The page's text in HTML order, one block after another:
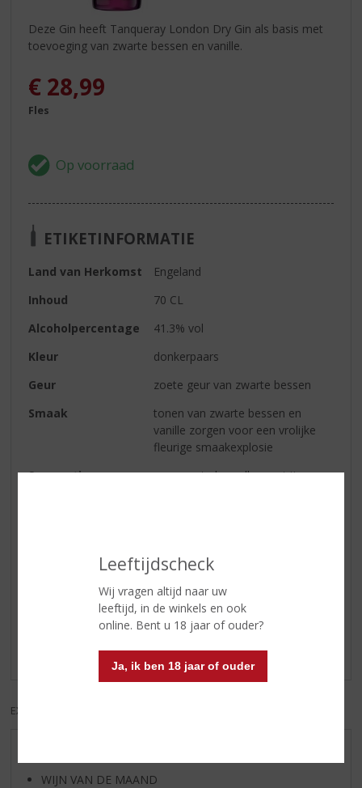
Leeftijdscheck
Wij vragen altijd naar uw
leeftijd, in de winkels en ook
online. Bent u 18 jaar of ouder?
Ja, ik ben 18 jaar of ouder
Deze Gin heeft Tanqueray London Dry Gin als basis met
toevoeging van zwarte bessen en vanille.
€ 28,99
Fles
ETIKETINFORMATIE
Land van Herkomst
Engeland
Inhoud
70 CL
Alcoholpercentage
41.3% vol
Kleur
donkerpaars
Geur
zoete geur van zwarte bessen
Smaak
tonen van zwarte bessen en
vanille zorgen voor een vrolijke
fleurige smaakexplosie
Serveertip
een groot glas vullen met ijs,
Reviews
Schrijf een review
Er zijn nog geen reviews geplaatst voor dit product
EXCL. BTW
WIJN VAN DE MAAND